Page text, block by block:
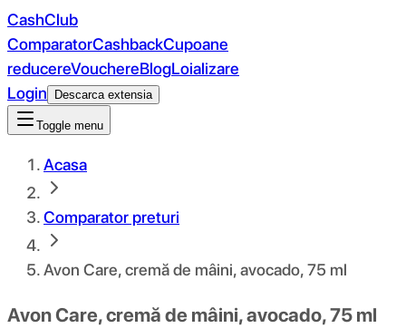
CashClub
ComparatorCashbackCupoane
reducereVouchereBlogLoializare
Login
Descarca extensia
Toggle menu
Acasa
Comparator preturi
Avon Care, cremă de mâini, avocado, 75 ml
Avon Care, cremă de mâini, avocado, 75 ml